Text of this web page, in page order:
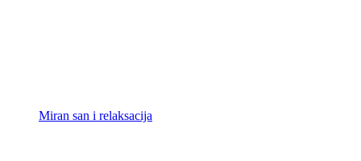
Miran san i relaksacija